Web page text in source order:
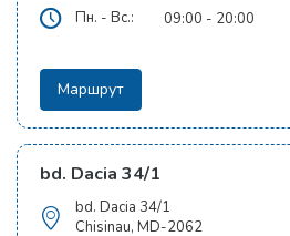
Пн. - Вс.: 09:00 - 20:00
Маршрут
bd. Dacia 34/1
bd. Dacia 34/1
Chisinau, MD-2062